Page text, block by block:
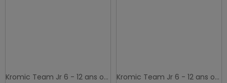
Kromic Team Jr 6 - 12 ans ou femme Kromic Team Jr 6 - 12 ans ou femme